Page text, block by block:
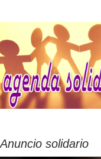
Anuncio solidario